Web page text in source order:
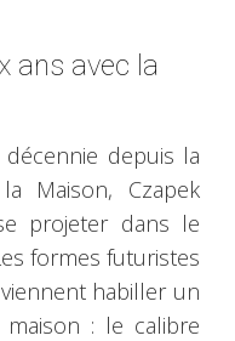
ans avec la
depuis la
Maison, Czapek
projeter dans le
formes futuristes
habiller un
: le calibre